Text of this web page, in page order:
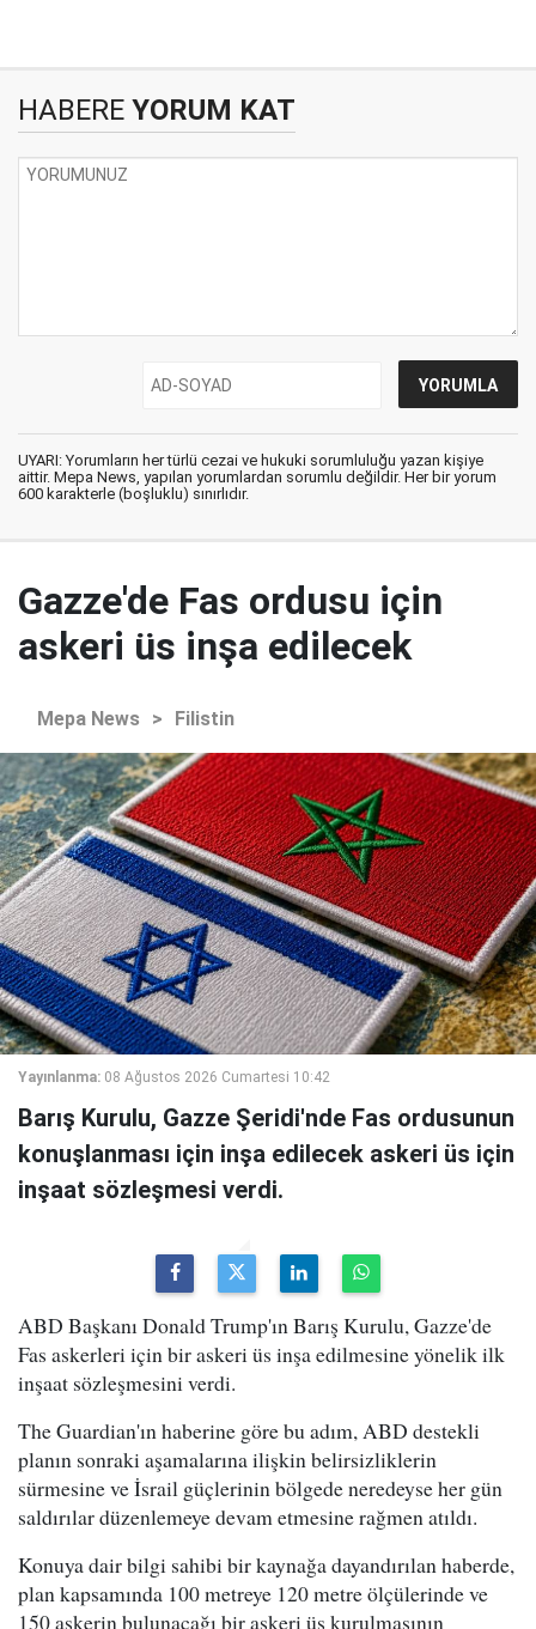
HABERE YORUM KAT
UYARI: Yorumların her türlü cezai ve hukuki sorumluluğu yazan kişiye
aittir. Mepa News, yapılan yorumlardan sorumlu değildir. Her bir yorum
600 karakterle (boşluklu) sınırlıdır.
Gazze'de Fas ordusu için
askeri üs inşa edilecek
Mepa News > Filistin
Yayınlanma: 08 Ağustos 2026 Cumartesi 10:42
Barış Kurulu, Gazze Şeridi'nde Fas ordusunun
konuşlanması için inşa edilecek askeri üs için
inşaat sözleşmesi verdi.
ABD Başkanı Donald Trump'ın Barış Kurulu, Gazze'de
Fas askerleri için bir askeri üs inşa edilmesine yönelik ilk
inşaat sözleşmesini verdi.
The Guardian'ın haberine göre bu adım, ABD destekli
planın sonraki aşamalarına ilişkin belirsizliklerin
sürmesine ve İsrail güçlerinin bölgede neredeyse her gün
saldırılar düzenlemeye devam etmesine rağmen atıldı.
Konuya dair bilgi sahibi bir kaynağa dayandırılan haberde,
plan kapsamında 100 metreye 120 metre ölçülerinde ve
150 askerin bulunacağı bir askeri üs kurulmasının